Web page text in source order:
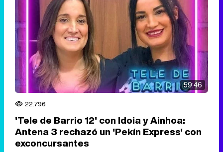
59:46
22.796
'Tele de Barrio 12' con Idoia y Ainhoa:
Antena 3 rechazó un 'Pekín Express' con
exconcursantes